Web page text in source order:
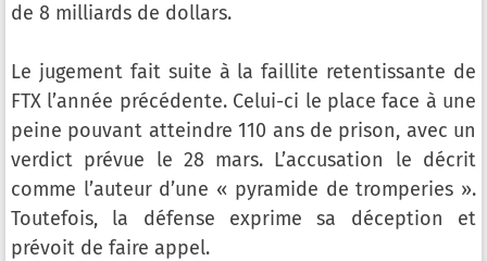
de 8 milliards de dollars.
Le jugement fait suite à la faillite retentissante de
FTX l’année précédente. Celui-ci le place face à une
peine pouvant atteindre 110 ans de prison, avec un
verdict prévue le 28 mars. L’accusation le décrit
comme l’auteur d’une « pyramide de tromperies ».
Toutefois, la défense exprime sa déception et
prévoit de faire appel.